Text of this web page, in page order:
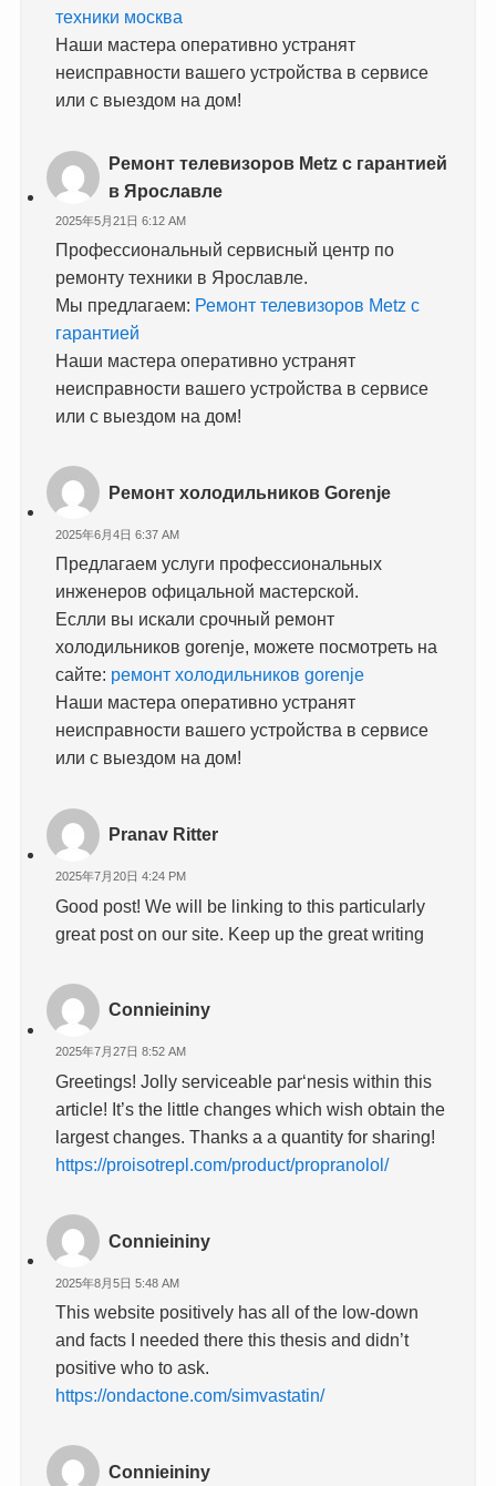
техники москва
Наши мастера оперативно устранят
неисправности вашего устройства в сервисе
или с выездом на дом!
Ремонт телевизоров Metz с гарантией
в Ярославле
2025年5月21日 6:12 AM
Профессиональный сервисный центр по
ремонту техники в Ярославле.
Мы предлагаем: Ремонт телевизоров Metz с
гарантией
Наши мастера оперативно устранят
неисправности вашего устройства в сервисе
или с выездом на дом!
Ремонт холодильников Gorenje
2025年6月4日 6:37 AM
Предлагаем услуги профессиональных
инженеров офицальной мастерской.
Еслли вы искали срочный ремонт
холодильников gorenje, можете посмотреть на
сайте: ремонт холодильников gorenje
Наши мастера оперативно устранят
неисправности вашего устройства в сервисе
или с выездом на дом!
Pranav Ritter
2025年7月20日 4:24 PM
Good post! We will be linking to this particularly
great post on our site. Keep up the great writing
Connieininy
2025年7月27日 8:52 AM
Greetings! Jolly serviceable par‘nesis within this
article! It’s the little changes which wish obtain the
largest changes. Thanks a a quantity for sharing!
https://proisotrepl.com/product/propranolol/
Connieininy
2025年8月5日 5:48 AM
This website positively has all of the low-down
and facts I needed there this thesis and didn’t
positive who to ask.
https://ondactone.com/simvastatin/
Connieininy